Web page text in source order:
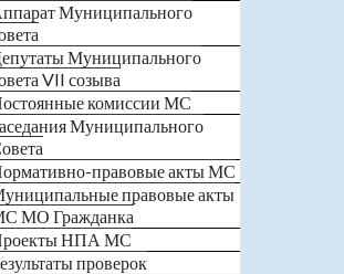
Муниципального
Муниципального
VII созыва
комиссии МС
Муниципального
правовые акты МС
правовые акты
МО Гражданка
НПА МС
проверок